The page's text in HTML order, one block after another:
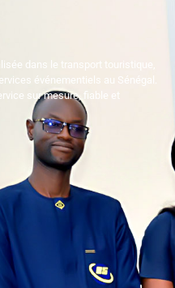
dans le transport touristique,
événementiels au Sénégal.
sur mesure, fiable et